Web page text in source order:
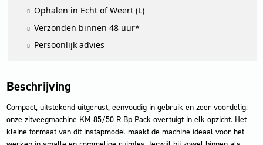
Ophalen in Echt of Weert (L)
Verzonden binnen 48 uur*
Persoonlijk advies
Beschrijving
Compact, uitstekend uitgerust, eenvoudig in gebruik en zeer voordelig:
onze zitveegmachine KM 85/50 R Bp Pack overtuigt in elk opzicht. Het
kleine formaat van dit instapmodel maakt de machine ideaal voor het